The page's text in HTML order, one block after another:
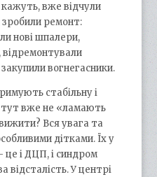
кажуть, вже відчули
зробили ремонт:
нові шпалери,
відремонтували
вогнегасники.
стабільну і
вже не «ламають
Вся увага та
дітками. Їх у
це і ДЦП, і синдром
відсталість. У центрі